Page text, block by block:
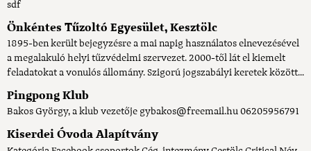
sdf
Önkéntes Tűzoltó Egyesület, Kesztölc
1895-ben került bejegyzésre a mai napig használatos elnevezésével
a megalakuló helyi tűzvédelmi szervezet. 2000-től lát el kiemelt
feladatokat a vonulós állomány. Szigorú jogszabályi keretek között...
Pingpong Klub
Bakos György, a klub vezetője gybakos@freemail.hu 06205956791
Kiserdei Óvoda Alapítvány